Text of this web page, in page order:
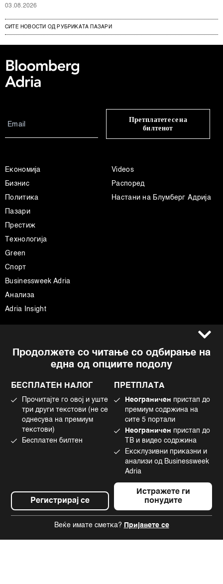
03.08.2026
СИТЕ НОВОСТИ ОД РУБРИКАТА ПАЗАРИ
Продолжете со читање со одбирање на
една од опциите подолу
БЕСПЛАТЕН НАЛОГ
Прочитајте го овој и уште
три други текстови (не се
однесува на премиум
текстови)
Бесплатен билтен
Регистрирај се
ПРЕТПЛАТА
Неограничен пристап до
премиум содржина на
сите 5 портали
Неограничен пристап до
ТВ и видео содржина
Ексклузивни приказни и
анализи од Businessweek
Adria
Истражете ги
понудите
Веќе имате сметка? Пријавете се
Претплатете се на
билтенот
Економија
Бизнис
Политика
Пазари
Престиж
Технологија
Green
Спорт
Businessweek Adria
Анализа
Adria Insight
Videos
Распоред
Настани на Блумберг Адрија
Импресум
Политика на приватност
Политика за колачиња
Употреба на вештачка интелигенција
Facebook
Instagram
Twitter
Tiktok
©2022 - 2026 Bloomberg L.P. All Rights Reserved. BLOOMBERG and the
BLOOMBERG logo are registered trademarks and service marks of
Bloomberg Finance L.P. or its subsidiaries, displayed with permission
Bloomberg Adria is a Mtel Swiss SA Property
News CMS by Cubes